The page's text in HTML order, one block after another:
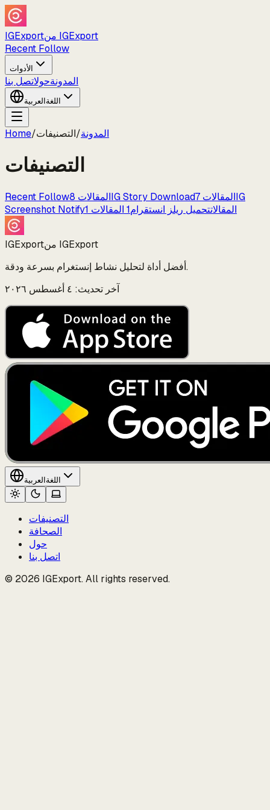
IGExport
من IGExport
Recent Follow
الأدوات
المدونةحولاتصل بنا
اللغة العربية
Home/ المدونة/التصنيفات
التصنيفات
Recent Follow8 المقالاتIG Story Download7 المقالاتIG
Screenshot Notify1 المقالاتتحميل ريلز انستقرام1 المقالات
IGExport
من IGExport
أفضل أداة لتحليل نشاط إنستغرام بسرعة ودقة.
آخر تحديث: ٤ أغسطس ٢٠٢٦
اللغة العربية
التصنيفات
الصحافة
حول
اتصل بنا
© 2026 IGExport. All rights reserved.